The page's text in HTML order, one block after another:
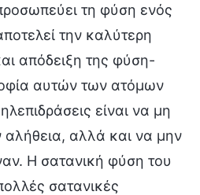
τη φύση ενός
την καλύτερη
απόδειξη της φύση-
αυτών των ατόμων
είναι να μη
αλήθεια, αλλά και να μην
Η σατανική φύση του
σατανικές